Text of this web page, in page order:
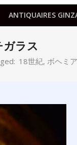
ANTIQUAIRES
ラス
18世紀, ボヘミア